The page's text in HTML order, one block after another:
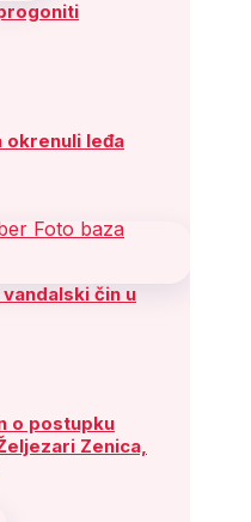
okrenuli leđa
čin u
o postupku
Zenica,